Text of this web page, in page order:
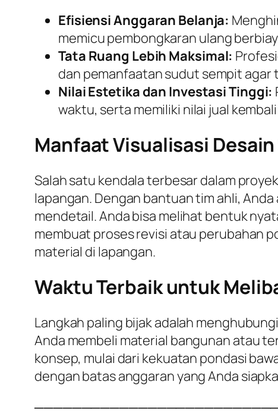
Efisiensi Anggaran Belanja:
memicu pembongkaran ulang
Tata Ruang Lebih Maksimal:
dan pemanfaatan sudut sempit agar
Nilai Estetika dan Investasi Tinggi:
waktu, serta memiliki nilai jual
Manfaat Visualisasi
Salah satu kendala terbesar dalam
lapangan. Dengan bantuan tim ahli,
mendetail. Anda bisa melihat bentuk
membuat proses revisi atau perubahan
material di lapangan.
Waktu Terbaik untuk
Langkah paling bijak adalah
Anda membeli material bangunan atau
konsep, mulai dari kekuatan pondasi
dengan batas anggaran yang Anda